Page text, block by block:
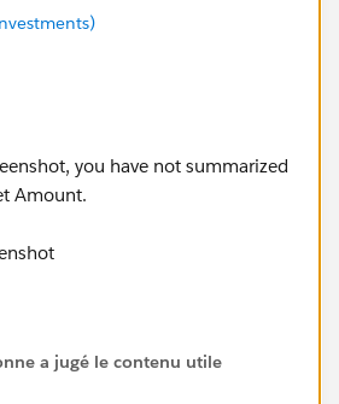
you have not summarized
Amount.
a jugé le contenu utile